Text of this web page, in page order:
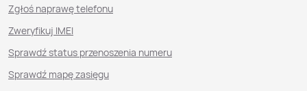
Zgłoś naprawę telefonu
Zweryfikuj IMEI
Sprawdź status przenoszenia numeru
Sprawdź mapę zasięgu